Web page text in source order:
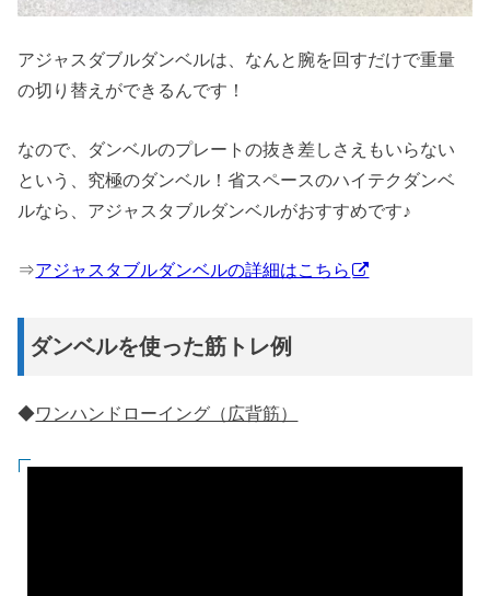
アジャスダブルダンベルは、なんと腕を回すだけで重量
の切り替えができるんです！
なので、ダンベルのプレートの抜き差しさえもいらない
という、究極のダンベル！省スペースのハイテクダンベ
ルなら、アジャスタブルダンベルがおすすめです♪
⇒アジャスタブルダンベルの詳細はこちら
ダンベルを使った筋トレ例
◆ワンハンドローイング（広背筋）